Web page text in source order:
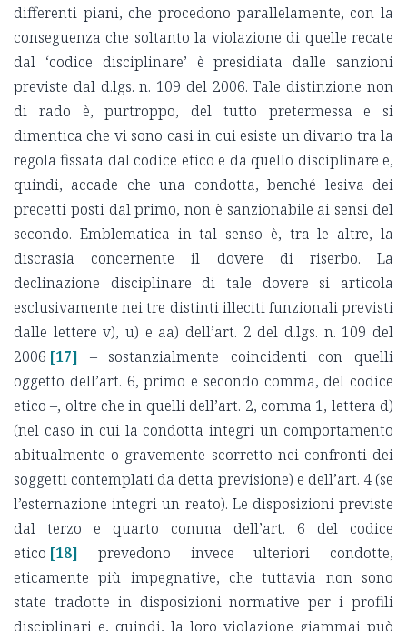
differenti piani, che procedono parallelamente, con la
conseguenza che soltanto la violazione di quelle recate
dal ‘codice disciplinare’ è presidiata dalle sanzioni
previste dal d.lgs. n. 109 del 2006. Tale distinzione non
di rado è, purtroppo, del tutto pretermessa e si
dimentica che vi sono casi in cui esiste un divario tra la
regola fissata dal codice etico e da quello disciplinare e,
quindi, accade che una condotta, benché lesiva dei
precetti posti dal primo, non è sanzionabile ai sensi del
secondo. Emblematica in tal senso è, tra le altre, la
discrasia concernente il dovere di riserbo. La
declinazione disciplinare di tale dovere si articola
esclusivamente nei tre distinti illeciti funzionali previsti
dalle lettere v), u) e aa) dell’art. 2 del d.lgs. n. 109 del
2006 [17] – sostanzialmente coincidenti con quelli
oggetto dell’art. 6, primo e secondo comma, del codice
etico –, oltre che in quelli dell’art. 2, comma 1, lettera d)
(nel caso in cui la condotta integri un comportamento
abitualmente o gravemente scorretto nei confronti dei
soggetti contemplati da detta previsione) e dell’art. 4 (se
l’esternazione integri un reato). Le disposizioni previste
dal terzo e quarto comma dell’art. 6 del codice
etico [18] prevedono invece ulteriori condotte,
eticamente più impegnative, che tuttavia non sono
state tradotte in disposizioni normative per i profili
disciplinari e, quindi, la loro violazione giammai può